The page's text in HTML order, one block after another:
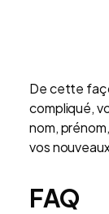
De cette
compliqué,
nom,
vos
FAQ